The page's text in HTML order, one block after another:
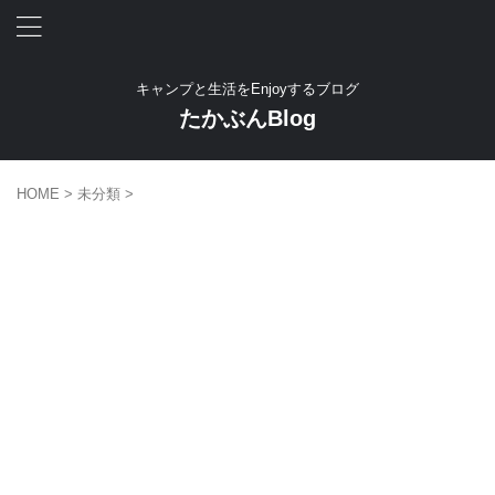
キャンプと生活をEnjoyするブログ
たかぶんBlog
HOME > 未分類 >